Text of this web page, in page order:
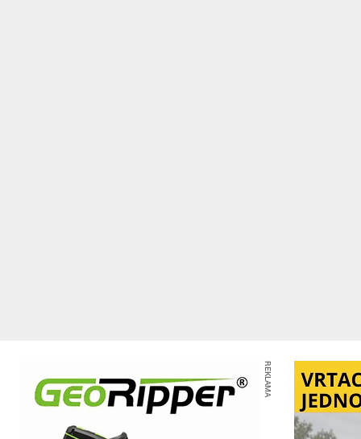
REKLAMA